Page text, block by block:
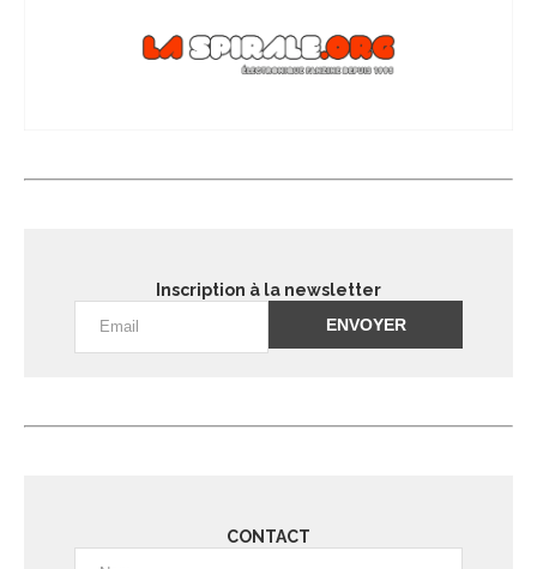
Inscription à la newsletter
CONTACT